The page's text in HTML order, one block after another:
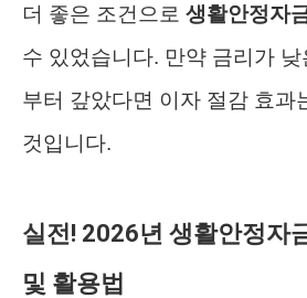
더 좋은 조건으로 생활안정자
수 있었습니다. 만약 금리가
부터 갚았다면 이자 절감 효과
것입니다.
실전! 2026년 생활안정자
및 활용법